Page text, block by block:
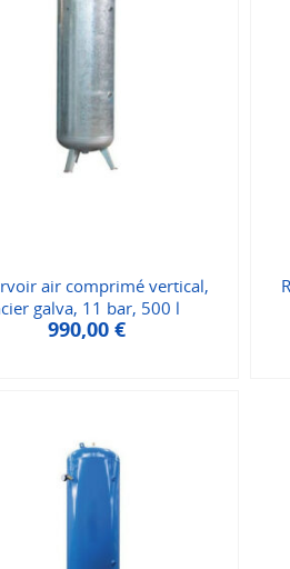
air comprimé vertical,
galva, 11 bar, 500 l
990,00 €